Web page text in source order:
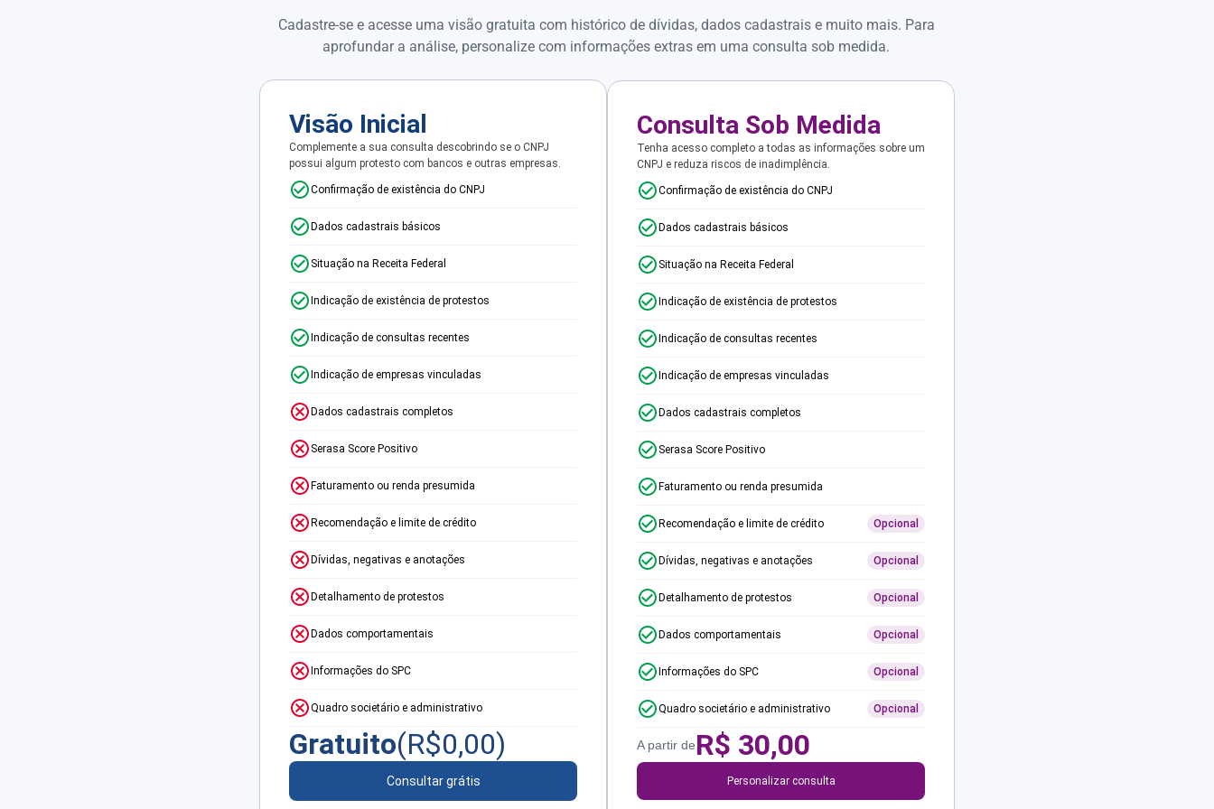
Cadastre-se e acesse uma visão gratuita com histórico de dívidas, dados cadastrais e muito mais. Para
aprofundar a análise, personalize com informações extras em uma consulta sob medida.
Visão Inicial
Complemente a sua consulta descobrindo se o CNPJ
possui algum protesto com bancos e outras empresas.
Confirmação de existência do CNPJ
Dados cadastrais básicos
Situação na Receita Federal
Indicação de existência de protestos
Indicação de consultas recentes
Indicação de empresas vinculadas
Dados cadastrais completos
Serasa Score Positivo
Faturamento ou renda presumida
Recomendação e limite de crédito
Dívidas, negativas e anotações
Detalhamento de protestos
Dados comportamentais
Informações do SPC
Quadro societário e administrativo
Gratuito(R$0,00)
Consultar grátis
Consulta Sob Medida
Tenha acesso completo a todas as informações sobre um
CNPJ e reduza riscos de inadimplência.
Confirmação de existência do CNPJ
Dados cadastrais básicos
Situação na Receita Federal
Indicação de existência de protestos
Indicação de consultas recentes
Indicação de empresas vinculadas
Dados cadastrais completos
Serasa Score Positivo
Faturamento ou renda presumida
Recomendação e limite de crédito Opcional
Dívidas, negativas e anotações Opcional
Detalhamento de protestos Opcional
Dados comportamentais Opcional
Informações do SPC Opcional
Quadro societário e administrativo Opcional
A partir deR$ 30,00
Personalizar consulta